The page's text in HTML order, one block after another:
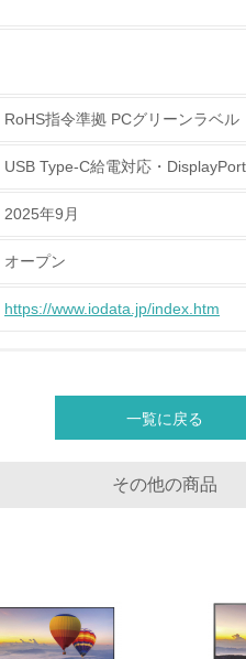
る業務を行っていない）
さい包装・梱包を行っている
さい物流を行っている
びリサイクルの推進、適正処理を
生物多様性保全
RoHS指令準拠 PCグリーンラベ
USB Type-C給電対応・
2025年9月
オープン
https://www.iodata.jp/index.htm
一覧に戻る
その他の商品